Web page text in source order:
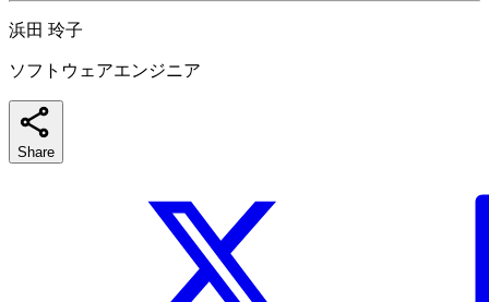
浜田 玲子
ソフトウェアエンジニア
Share